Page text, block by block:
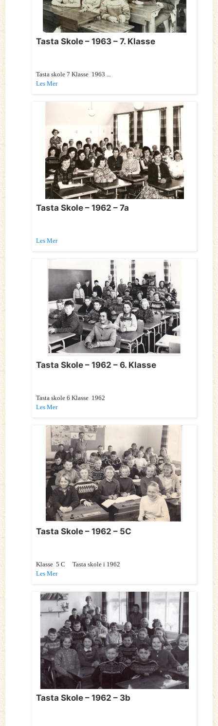
Tasta Skole – 1963 – 7. Klasse
Tasta skole 7 Klasse 1963 ...
Les Mer
Tasta Skole – 1962 – 7a
Les Mer
Tasta Skole – 1962 – 6. Klasse
Tasta skole 6 Klasse 1962
Les Mer
Tasta Skole – 1962 – 5C
Klasse 5 C Tasta skole i 1962
Les Mer
Tasta Skole – 1962 – 3b